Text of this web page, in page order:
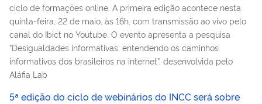
ciclo de formações online. A primeira edição acontece nesta
quinta-feira, 22 de maio, às 16h, com transmissão ao vivo pelo
canal do Ibict no Youtube. O evento apresenta a pesquisa
“Desigualdades informativas: entendendo os caminhos
informativos dos brasileiros na internet”, desenvolvida pelo
Aláfia Lab
5ª edição do ciclo de webinários do INCC será sobre